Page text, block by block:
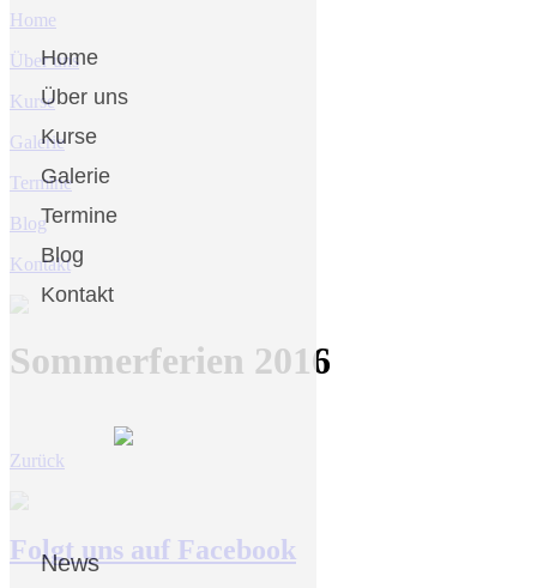
Home
Über uns
Kurse
Galerie
Termine
Blog
Kontakt
Home
Über uns
Kurse
Galerie
Termine
Blog
Kontakt
News
Sommerferien 2016
Zurück
Folgt uns auf Facebook